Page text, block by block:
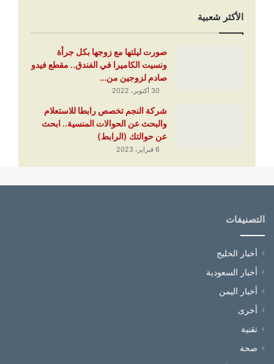
الأكثر شعبية
صورت ليلتها مع زوجها بكل جرأة
ونسيت الكاميرا في الفندق.. مقطع فيدو
صادم لزوجين من…
30 أكتوبر، 2022
شركة النجم تخصص رابطا للاستعلام
والبحث عن الحوالات المنسية.. ابحث
عن حوالتك (الرابط)
6 فبراير، 2023
التصنيفات
أخبار الخليج
أخبار السعودية
أخبار اليمن
أخرى
تقنية
صحة